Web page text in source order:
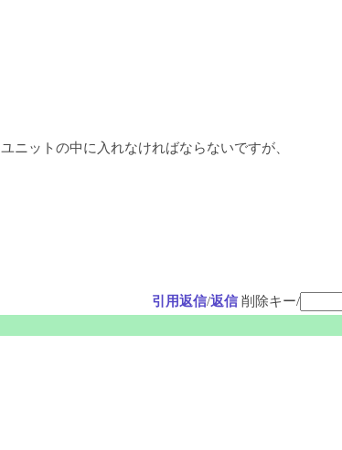
ニットの中に入れなければならないですが、
引用返信/返信 削除キー/